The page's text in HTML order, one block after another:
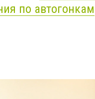
по автогонкам